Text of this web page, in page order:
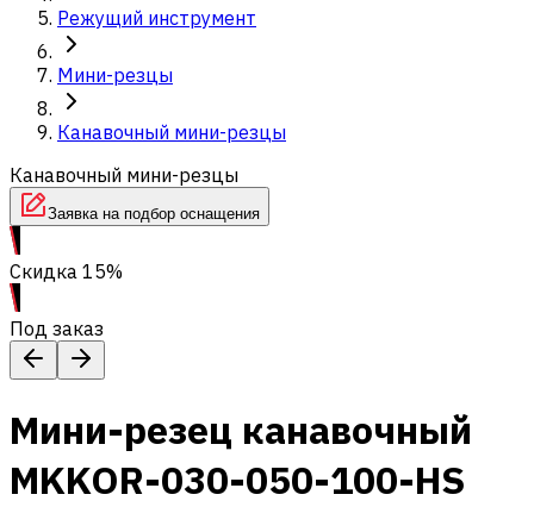
Режущий инструмент
Мини-резцы
Канавочный мини-резцы
Канавочный мини-резцы
Заявка на подбор оснащения
Скидка 15%
Под заказ
Мини-резец канавочный
MKKOR-030-050-100-HS